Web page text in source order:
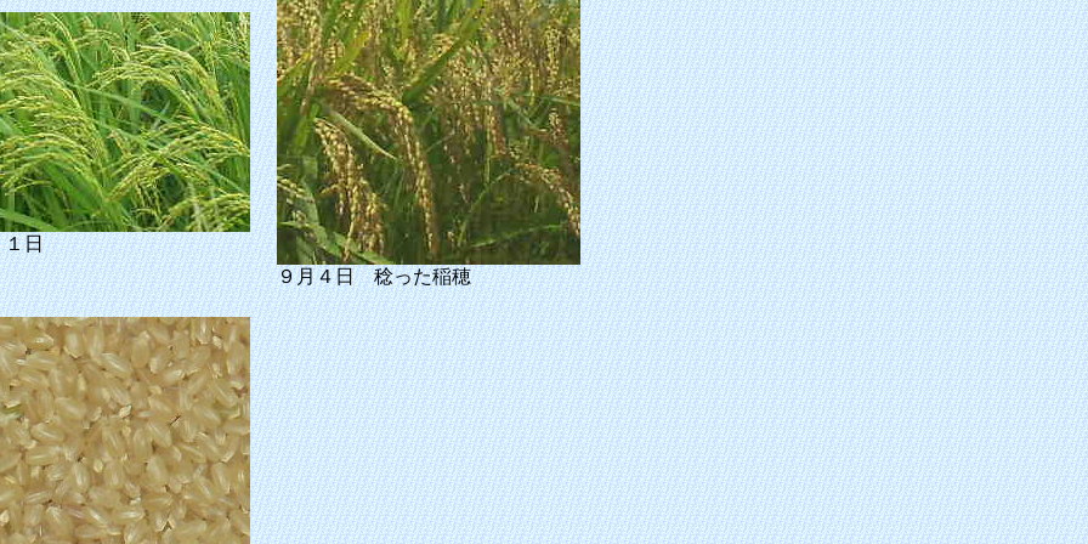
１日
９月４日 稔った稲穂